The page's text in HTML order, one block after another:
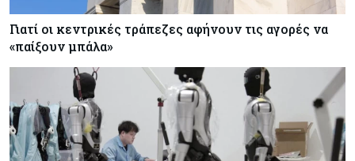
Γιατί οι κεντρικές τράπεζες αφήνουν τις αγορές να
«παίξουν μπάλα»